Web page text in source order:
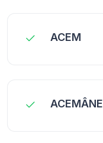
ACEM
ACEMÂNE